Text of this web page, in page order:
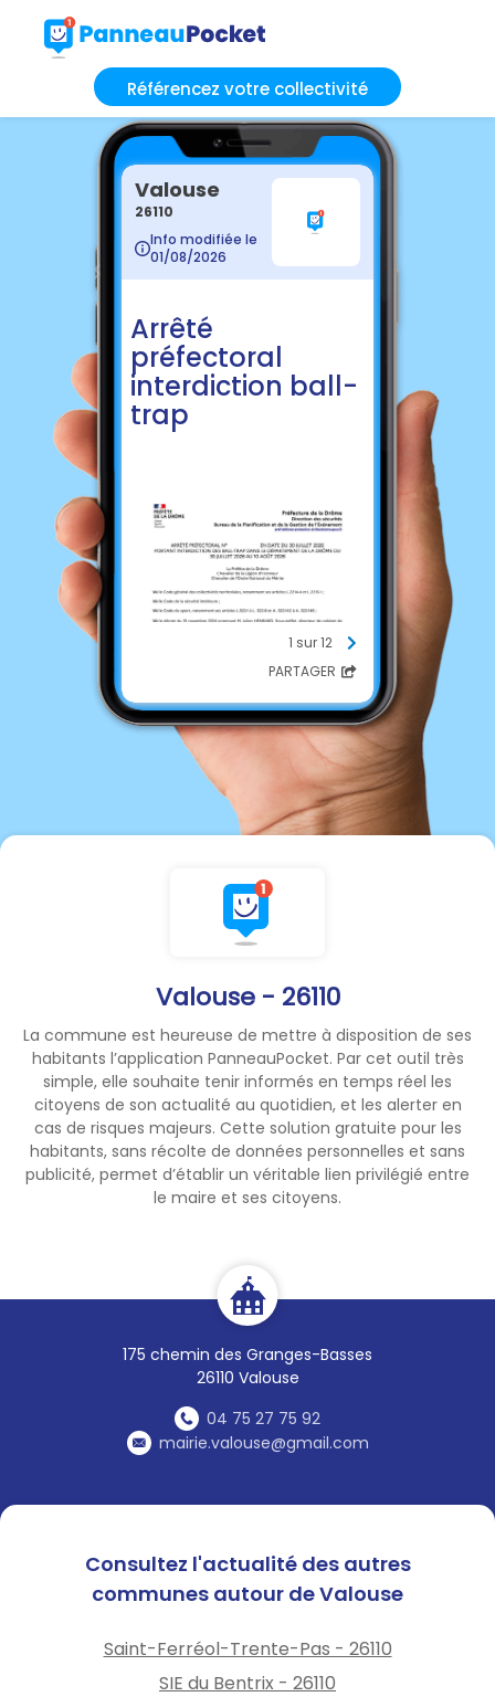
Référencez votre collectivité
Valouse - 26110
La commune est heureuse de mettre à disposition de ses
habitants l’application PanneauPocket. Par cet outil très
simple, elle souhaite tenir informés en temps réel les
citoyens de son actualité au quotidien, et les alerter en
cas de risques majeurs. Cette solution gratuite pour les
habitants, sans récolte de données personnelles et sans
publicité, permet d’établir un véritable lien privilégié entre
le maire et ses citoyens.
175 chemin des Granges-Basses
26110 Valouse
04 75 27 75 92
mairie.valouse@gmail.com
Valouse
26110
Info modifiée le
01/08/2026
Arrêté
préfectoral
interdiction ball-
trap
1 sur 12
PARTAGER
Consultez l'actualité des autres
communes autour de Valouse
Saint-Ferréol-Trente-Pas - 26110
SIE du Bentrix - 26110